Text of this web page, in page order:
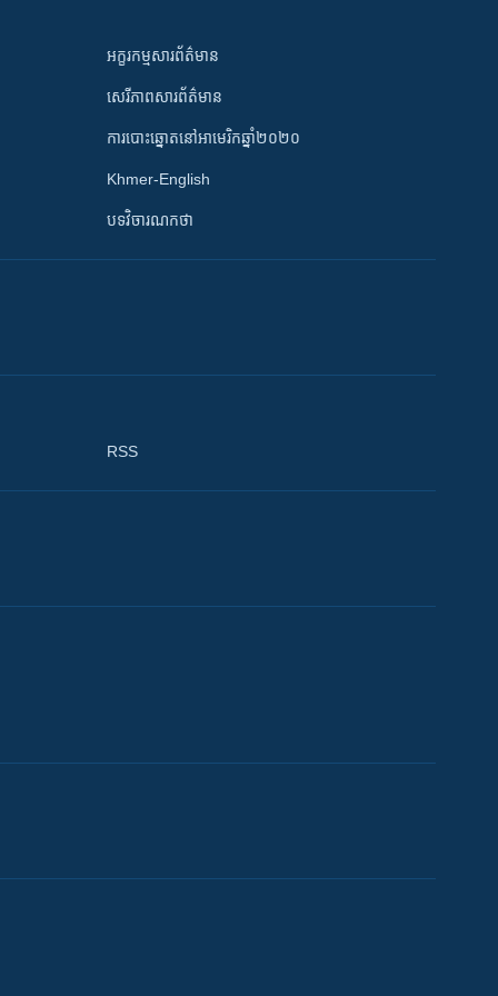
អក្ខរកម្មសារព័ត៌មាន
សេរីភាពសារព័ត៌មាន
ការបោះឆ្នោតនៅអាមេរិកឆ្នាំ២០២០
Khmer-English
បទវិចារណកថា
RSS